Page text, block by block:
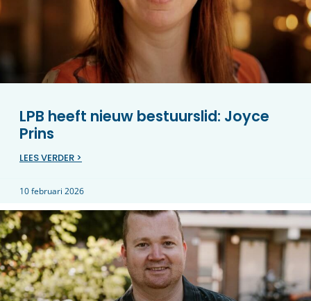
LPB heeft nieuw bestuurslid: Joyce
Prins
LEES VERDER >
10 februari 2026